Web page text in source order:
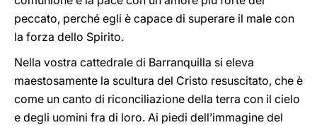
peccato, perché egli è capace di superare il male con
la forza dello Spirito.
Nella vostra cattedrale di Barranquilla si eleva
maestosamente la scultura del Cristo resuscitato, che è
come un canto di riconciliazione della terra con il cielo
e degli uomini fra di loro. Ai piedi dell’immagine del